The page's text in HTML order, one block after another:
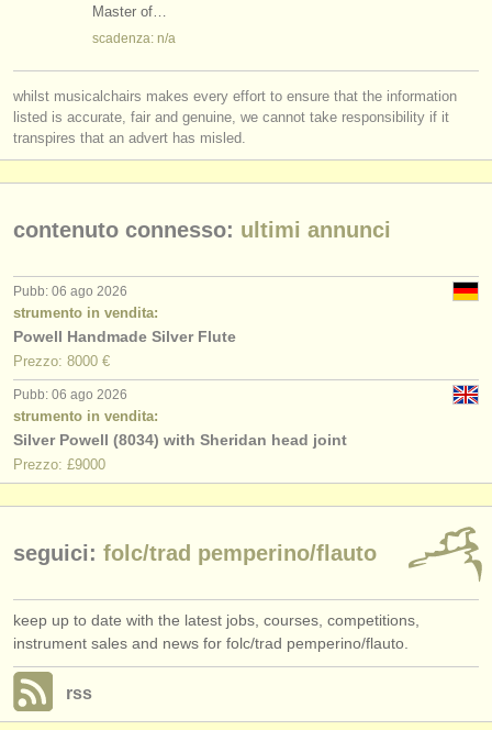
contattaci
rss feeds
pubblica con noi
find out about ourATS
ATSfaq
accedi
Master of…
scadenza: n/a
whilst musicalchairs makes every effort to ensure that the information
listed is accurate, fair and genuine, we cannot take responsibility if it
transpires that an advert has misled.
contenuto connesso: ultimi annunci
Pubb: 06 ago 2026
strumento in vendita:
Powell Handmade Silver Flute
Prezzo: 8000 €
Pubb: 06 ago 2026
strumento in vendita:
Silver Powell (8034) with Sheridan head joint
Prezzo: £9000
seguici: folc/trad pemperino/flauto
keep up to date with the latest jobs, courses, competitions,
instrument sales and news for folc/trad pemperino/flauto.
rss